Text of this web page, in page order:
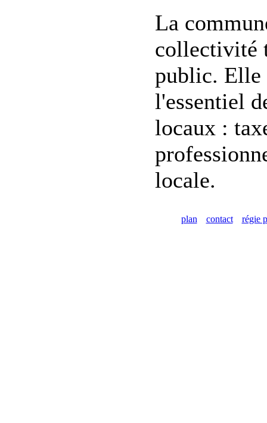
La
collectivité
public. Elle
l'essentiel
locaux :
locale.
plan contact régie